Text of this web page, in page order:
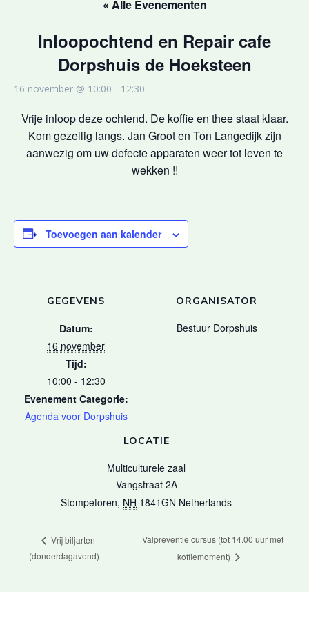
« Alle Evenementen
Inloopochtend en Repair cafe
Dorpshuis de Hoeksteen
16 november @ 10:00 - 12:30
Vrije inloop deze ochtend. De koffie en thee staat klaar.
Kom gezellig langs. Jan Groot en Ton Langedijk zijn
aanwezig om uw defecte apparaten weer tot leven te
wekken !!
Toevoegen aan kalender
GEGEVENS
Datum:
16 november
Tijd:
10:00 - 12:30
Evenement Categorie:
Agenda voor Dorpshuis
LOCATIE
Multiculturele zaal
Vangstraat 2A
Stompetoren, NH 1841GN Netherlands
ORGANISATOR
Bestuur Dorpshuis
Vrij biljarten
(donderdagavond)
Valpreventie cursus (tot 14.00 uur met
koffiemoment)